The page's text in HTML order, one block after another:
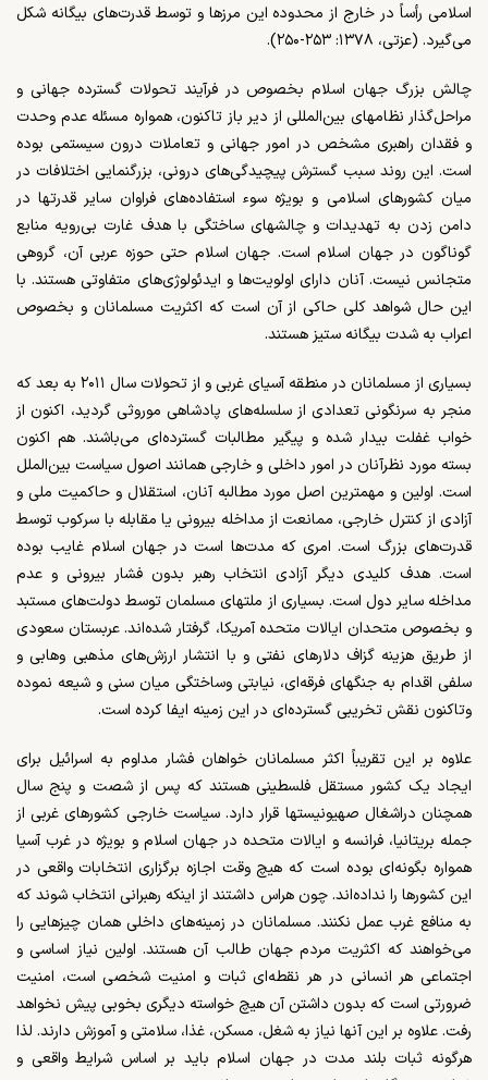
اسلامی رأساً در خارج از محدوده‌ این مرزها و توسط قدرت‌های بیگانه شکل
می‌گیرد. (عزتی، ۱۳۷۸: ۲۵۳-۲۵۰).
چالش بزرگ جهان اسلام بخصوص در فرآیند تحولات گسترده جهانی و
مراحل‌گذار نظامهای بین‌المللی از دیر باز تاکنون، همواره مسئله عدم وحدت
و فقدان راهبری مشخص در امور جهانی و تعاملات درون سیستمی بوده
است. این روند سبب گسترش پیچیدگی‌های درونی، بزرگنمایی اختلافات در
میان کشورهای اسلامی و بویژه سوء استفاده‌های فراوان سایر قدرتها در
دامن زدن به تهدیدات و چالشهای ساختگی با هدف غارت بی‌رویه منابع
گوناگون در جهان اسلام است. جهان اسلام حتی حوزه عربی آن، گروهی
متجانس نیست. آنان دارای اولویت‌ها و ایدئولوژی‌های متفاوتی هستند. با
این حال شواهد کلی حاکی از آن است که اکثریت مسلمانان و بخصوص
اعراب به شدت بیگانه ستیز هستند.
بسیاری از مسلمانان در منطقه آسیای غربی و از تحولات سال ۲۰۱۱ به بعد که
منجر به سرنگونی تعدادی از سلسله‌های پادشاهی موروثی گردید، اکنون از
خواب غفلت بیدار شده و پیگیر مطالبات گسترده‌ای می‌باشند. هم اکنون
بسته مورد نظرآنان در امور داخلی و خارجی همانند اصول سیاست بین‌الملل
است. اولین و مهمترین اصل مورد مطالبه آنان، استقلال و حاکمیت ملی و
آزادی از کنترل خارجی، ممانعت از مداخله بیرونی یا مقابله با سرکوب توسط
قدرت‌های بزرگ است. امری که مدت‌ها است در جهان اسلام غایب بوده
است. هدف کلیدی دیگر آزادی انتخاب رهبر بدون فشار بیرونی و عدم
مداخله سایر دول است. بسیاری از ملتهای مسلمان توسط دولت‌های مستبد
و بخصوص متحدان ایالات متحده آمریکا، گرفتار شده‌اند. عربستان سعودی
از طریق هزینه گزاف دلارهای نفتی و با انتشار ارزش‌های مذهبی وهابی و
سلفی اقدام به جنگهای فرقه‌ای، نیابتی وساختگی میان سنی و شیعه نموده
وتاکنون نقش تخریبی گسترده‌ای در این زمینه ایفا کرده است.
علاوه بر این تقریباً اکثر مسلمانان خواهان فشار مداوم به اسرائیل برای
ایجاد یک کشور مستقل فلسطینی هستند که پس از شصت و پنج سال
همچنان دراشغال صهیونیستها قرار دارد. سیاست خارجی کشورهای غربی از
جمله بریتانیا، فرانسه و ایالات متحده در جهان اسلام و بویژه در غرب آسیا
همواره بگونه‌ای بوده است که هیچ وقت اجازه برگزاری انتخابات واقعی در
این کشورها را نداده‌اند. چون هراس داشتند از اینکه رهبرانی انتخاب شوند که
به منافع غرب عمل نکنند. مسلمانان در زمینه‌های داخلی همان چیزهایی را
می‌خواهند که اکثریت مردم جهان طالب آن هستند. اولین نیاز اساسی و
اجتماعی هر انسانی در هر نقطه‌ای ثبات و امنیت شخصی است، امنیت
ضرورتی است که بدون داشتن آن هیچ خواسته دیگری بخوبی پیش نخواهد
رفت. علاوه بر این آنها نیاز به شغل، مسکن، غذا، سلامتی و آموزش دارند. لذا
هرگونه ثبات بلند مدت در جهان اسلام باید بر اساس شرایط واقعی و